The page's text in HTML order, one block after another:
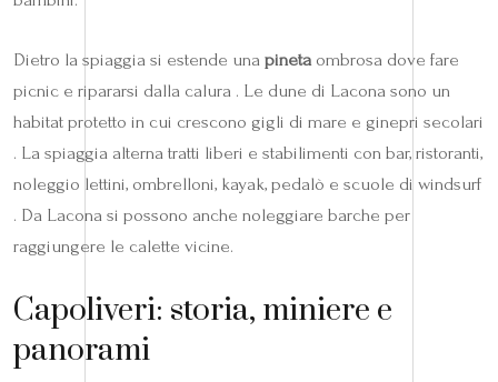
Dietro la spiaggia si estende una pinetaombrosa dove fare
picnic e ripararsi dalla calura . Le dune di Lacona sono un
habitat protetto in cui crescono gigli di mare e ginepri secolari
. La spiaggia alterna tratti liberi e stabilimenti con bar, ristoranti,
noleggio lettini, ombrelloni, kayak, pedalò e scuole di windsurf
. Da Lacona si possono anche noleggiare barche per
raggiungere le calette vicine.
Capoliveri: storia, miniere e
panorami